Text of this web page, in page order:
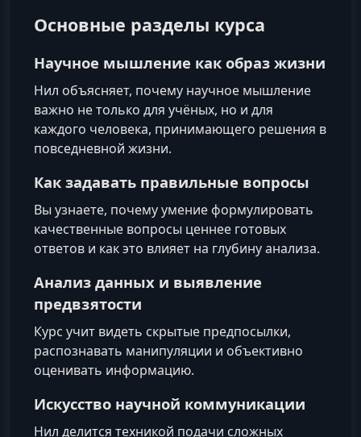
Основные разделы курса
Научное мышление как образ жизни
Нил объясняет, почему научное мышление
важно не только для учёных, но и для
каждого человека, принимающего решения в
повседневной жизни.
Как задавать правильные вопросы
Вы узнаете, почему умение формулировать
качественные вопросы ценнее готовых
ответов и как это влияет на глубину анализа.
Анализ данных и выявление
предвзятости
Курс учит видеть скрытые предпосылки,
распознавать манипуляции и объективно
оценивать информацию.
Искусство научной коммуникации
Нил делится техникой подачи сложных